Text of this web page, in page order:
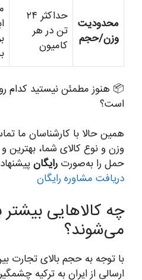
محدودیت
وزن/حجم
حداکثر ۲۴
تن در هر
کامیون
📦 هنوز مطمئن نیستید کدام
است؟
همین حالا با کارشناسان ما
وزن و نوع کالای شما،
حمل را به‌صورت رایگان
دریافت مشاوره رایگان
چه کالاهایی بیشتر
می‌شوند؟
با توجه به حجم بالای تجارت
ارسالی از ایران به ترکیه